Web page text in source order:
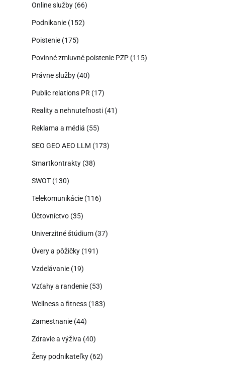
Online služby (66)
Podnikanie (152)
Poistenie (175)
Povinné zmluvné poistenie PZP (115)
Právne služby (40)
Public relations PR (17)
Reality a nehnuteľnosti (41)
Reklama a médiá (55)
SEO GEO AEO LLM (173)
Smartkontrakty (38)
SWOT (130)
Telekomunikácie (116)
Účtovníctvo (35)
Univerzitné štúdium (37)
Úvery a pôžičky (191)
Vzdelávanie (19)
Vzťahy a randenie (53)
Wellness a fitness (183)
Zamestnanie (44)
Zdravie a výživa (40)
Ženy podnikateľky (62)